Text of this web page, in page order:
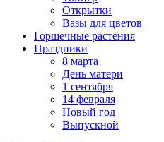
Открытки
Вазы для цветов
Горшечные растения
Праздники
8 марта
День матери
1 сентября
14 февраля
Новый год
Выпускной